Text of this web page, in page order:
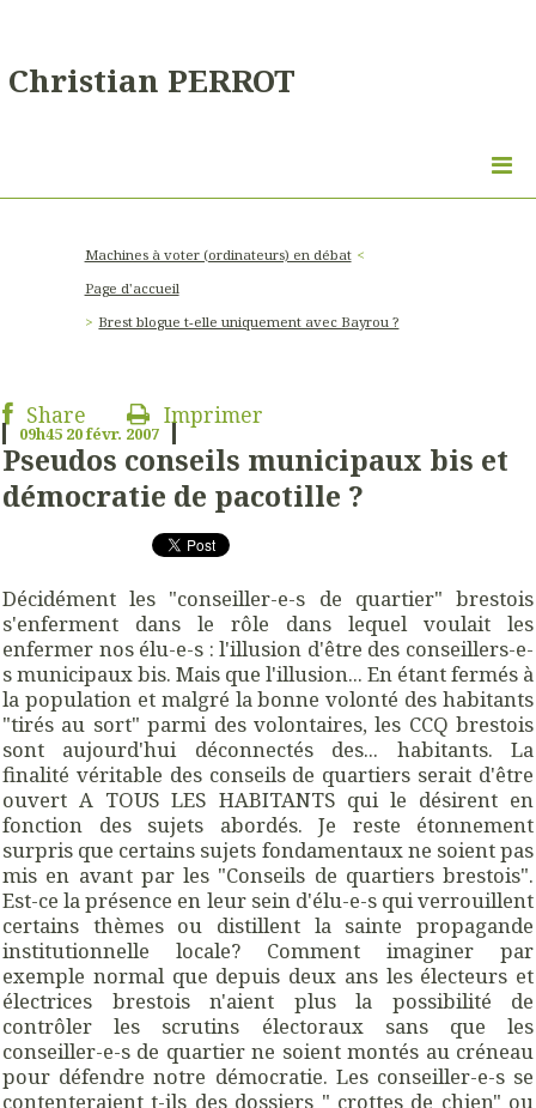
Christian PERROT
Machines à voter (ordinateurs) en débat
Page d'accueil
Brest blogue t-elle uniquement avec Bayrou ?
Share Imprimer
09h45 20févr. 2007
Pseudos conseils municipaux bis et
démocratie de pacotille ?
Décidément les "conseiller-e-s de quartier" brestois
s'enferment dans le rôle dans lequel voulait les
enfermer nos élu-e-s : l'illusion d'être des conseillers-e-
s municipaux bis. Mais que l'illusion... En étant fermés à
la population et malgré la bonne volonté des habitants
"tirés au sort" parmi des volontaires, les CCQ brestois
sont aujourd'hui déconnectés des... habitants. La
finalité véritable des conseils de quartiers serait d'être
ouvert A TOUS LES HABITANTS qui le désirent en
fonction des sujets abordés. Je reste étonnement
surpris que certains sujets fondamentaux ne soient pas
mis en avant par les "Conseils de quartiers brestois".
Est-ce la présence en leur sein d'élu-e-s qui verrouillent
certains thèmes ou distillent la sainte propagande
institutionnelle locale? Comment imaginer par
exemple normal que depuis deux ans les électeurs et
électrices brestois n'aient plus la possibilité de
contrôler les scrutins électoraux sans que les
conseiller-e-s de quartier ne soient montés au créneau
pour défendre notre démocratie. Les conseiller-e-s se
contenteraient t-ils des dossiers " crottes de chien" ou